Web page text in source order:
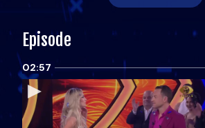
Episode
02:57